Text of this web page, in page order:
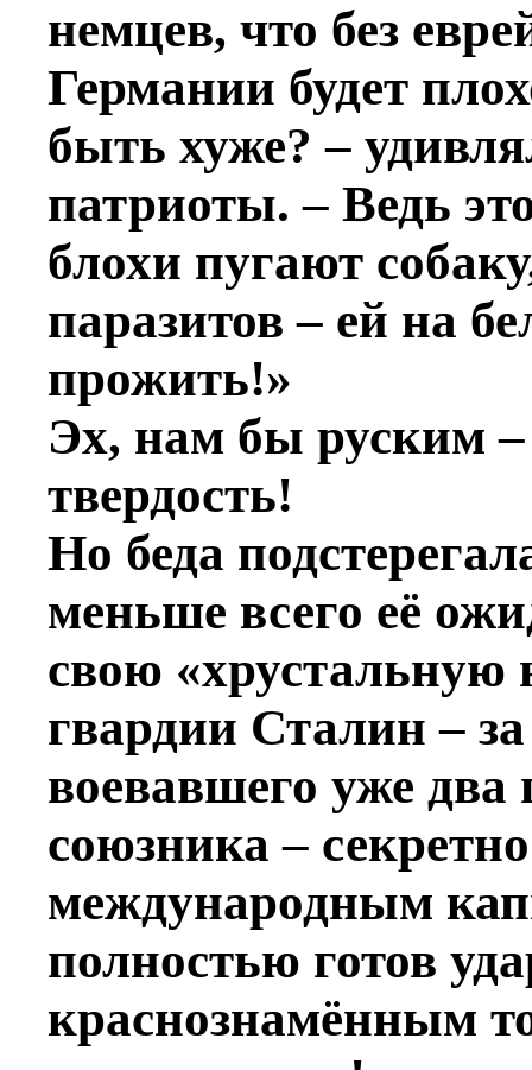
немцев, что без
Германии будет
быть хуже? –
патриоты. – Ведь
блохи пугают
паразитов – ей на
прожить!»
Эх, нам бы руским
твердость!
Но беда
меньше всего её
свою «хрустальную
гвардии Сталин –
воевавшего уже два
союзника –
международным
полностью готов
краснознамённым